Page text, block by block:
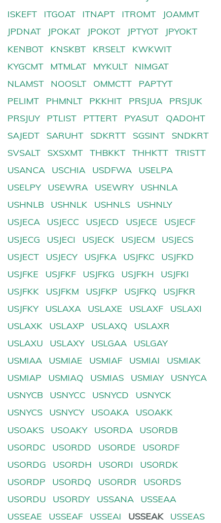
ISKEFT
ITGOAT ITNAPT ITROMT
JOAMMT
JPDNAT
JPOKAT JPOKOT JPTYOT
JPYOKT
KENBOT
KNSKBT KRSELT
KWKWIT
KYGCMT
MTMLAT MYKULT
NIMGAT
NLAMST
NOOSLT OMMCTT
PAPTYT
PELIMT
PHMNLT PKKHIT PRSJUA
PRSJUK
PRSJUY
PTLIST PTTERT PYASUT
QADOHT
SAJEDT
SARUHT SDKRTT SGSINT
SNDKRT
SVSALT
SXSXMT THBKKT THHKTT
TRISTT
USANCA
USCHIA USDFWA
USELPA
USELPY
USEWRA USEWRY
USHNLA
USHNLB
USHNLK USHNLS
USHNLY
USJECA
USJECC USJECD USJECE
USJECF
USJECG
USJECI USJECK USJECM
USJECS
USJECT
USJECY USJFKA USJFKC
USJFKD
USJFKE
USJFKF USJFKG USJFKH
USJFKI
USJFKK
USJFKM USJFKP USJFKQ
USJFKR
USJFKY
USLAXA USLAXE USLAXF
USLAXI
USLAXK
USLAXP USLAXQ
USLAXR
USLAXU
USLAXY USLGAA
USLGAY
USMIAA
USMIAE USMIAF USMIAI
USMIAK
USMIAP
USMIAQ USMIAS USMIAY
USNYCA
USNYCB
USNYCC USNYCD
USNYCK
USNYCS
USNYCY USOAKA
USOAKK
USOAKS
USOAKY USORDA
USORDB
USORDC
USORDD USORDE
USORDF
USORDG
USORDH USORDI
USORDK
USORDP
USORDQ USORDR
USORDS
USORDU
USORDY USSANA
USSEAA
USSEAE
USSEAF USSEAI USSEAK
USSEAS